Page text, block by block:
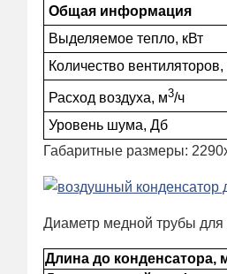
Общая информация
Выделяемое тепло, кВт
Количество вентиляторов,
Расход воздуха, м3/ч
Уровень шума, Дб
Габаритные размеры:
Диаметр медной трубы
Длина до конденсатора,